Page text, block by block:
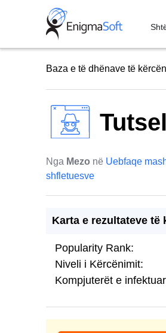
Baza e të dhënave të
Nga Mezo në Uebfaqe
shfletuesve
Karta e rezultateve të
Popularity Rank:
Niveli i Kërcënimit:
Kompjuterët e